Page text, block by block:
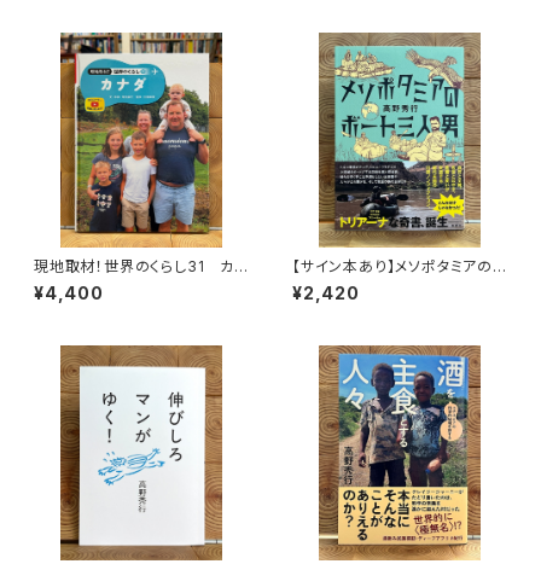
現地取材！世界のくらし31 カナ
ダ
¥4,400
【サイン本あり】メソポタミアの
ボート三人男
¥2,420